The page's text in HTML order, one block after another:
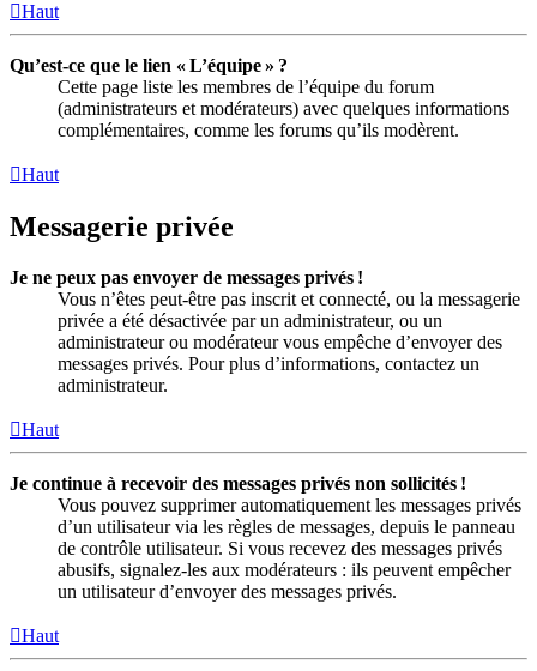
Haut
Qu’est-ce que le lien « L’équipe » ?
Cette page liste les membres de l’équipe du forum
(administrateurs et modérateurs) avec quelques informations
complémentaires, comme les forums qu’ils modèrent.
Haut
Messagerie privée
Je ne peux pas envoyer de messages privés !
Vous n’êtes peut-être pas inscrit et connecté, ou la messagerie
privée a été désactivée par un administrateur, ou un
administrateur ou modérateur vous empêche d’envoyer des
messages privés. Pour plus d’informations, contactez un
administrateur.
Haut
Je continue à recevoir des messages privés non sollicités !
Vous pouvez supprimer automatiquement les messages privés
d’un utilisateur via les règles de messages, depuis le panneau
de contrôle utilisateur. Si vous recevez des messages privés
abusifs, signalez-les aux modérateurs : ils peuvent empêcher
un utilisateur d’envoyer des messages privés.
Haut